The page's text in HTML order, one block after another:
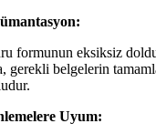
formunun eksiksiz
gerekli belgelerin
Uyum: